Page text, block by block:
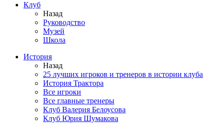
Клуб
Назад
Руководство
Музей
Школа
История
Назад
25 лучших игроков и тренеров в истории клуба
История Трактора
Все игроки
Все главные тренеры
Клуб Валерия Белоусова
Клуб Юрия Шумакова